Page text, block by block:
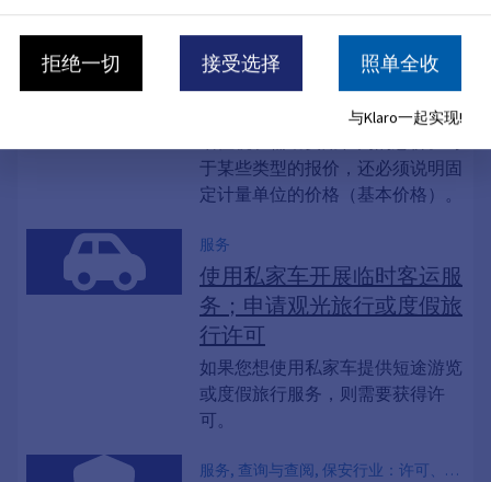
法, 餐厅, 重量, 批发, 基准价格, 长度, 食
品监测, 增值税, 计量单位, 辅助费用, 净
价格, PAngV, 标价法, 标示价格条例, 价
格标签, 价格, 销售税, 卷数
务的信息
任何向消费者提供商品或服务或发
布价格广告的商家都必须说明包括
于某些类型的报价，还必须说明固
定计量单位的价格（基本价格）。
服务
使用私家车开展临时客运服
务；申请观光旅行或度假旅
行许可
如果您想使用私家车提供短途游览
或度假旅行服务，则需要获得许
可。
服务, 查询与查阅, 保安行业：许可、对
拒绝一切 接受选择 照单全收
与Klaro一起实现!